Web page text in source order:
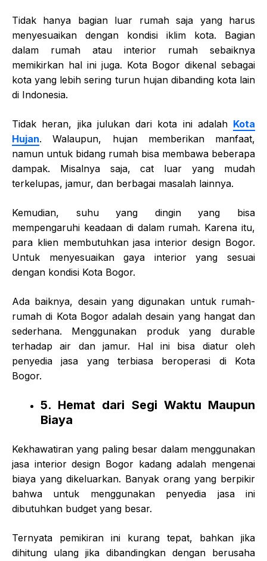
Tidak hanya bagian luar rumah saja yang harus
menyesuaikan dengan kondisi iklim kota. Bagian
dalam rumah atau interior rumah sebaiknya
memikirkan hal ini juga. Kota Bogor dikenal sebagai
kota yang lebih sering turun hujan dibanding kota lain
di Indonesia.
Tidak heran, jika julukan dari kota ini adalah Kota
Hujan. Walaupun, hujan memberikan manfaat,
namun untuk bidang rumah bisa membawa beberapa
dampak. Misalnya saja, cat luar yang mudah
terkelupas, jamur, dan berbagai masalah lainnya.
Kemudian, suhu yang dingin yang bisa
mempengaruhi keadaan di dalam rumah. Karena itu,
para klien membutuhkan jasa interior design Bogor.
Untuk menyesuaikan gaya interior yang sesuai
dengan kondisi Kota Bogor.
Ada baiknya, desain yang digunakan untuk rumah-
rumah di Kota Bogor adalah desain yang hangat dan
sederhana. Menggunakan produk yang durable
terhadap air dan jamur. Hal ini bisa diatur oleh
penyedia jasa yang terbiasa beroperasi di Kota
Bogor.
5. Hemat dari Segi Waktu Maupun
Biaya
Kekhawatiran yang paling besar dalam menggunakan
jasa interior design Bogor kadang adalah mengenai
biaya yang dikeluarkan. Banyak orang yang berpikir
bahwa untuk menggunakan penyedia jasa ini
dibutuhkan budget yang besar.
Ternyata pemikiran ini kurang tepat, bahkan jika
dihitung ulang jika dibandingkan dengan berusaha